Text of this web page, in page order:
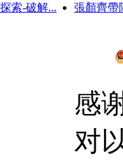
索-破解...
張顏齊帶
感
对